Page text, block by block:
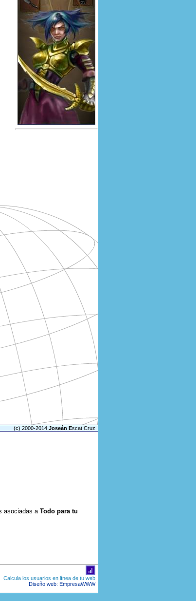
(c) 2000-2014 Joseán Escat Cruz
asociadas a Todo para tu
Calcula los usuarios en línea de tu web
Diseño web: EmpresaWWW